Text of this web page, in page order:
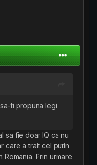
ti propuna legi
sa fie doar IQ ca nu
care a trait cel putin
Prin urmare